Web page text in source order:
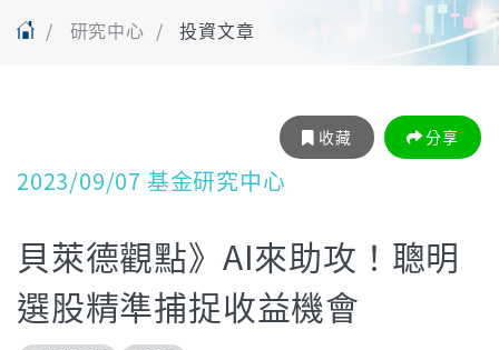
研究中心 投資文章
收藏 分享
2023/09/07 基金研究中心
貝萊德觀點》AI來助攻！聰明
選股精準捕捉收益機會